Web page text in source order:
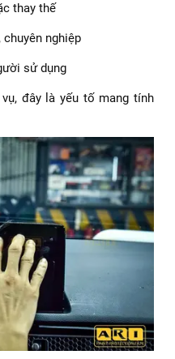
thay thế
chuyên nghiệp
sử dụng
đây là yếu tố mang tính